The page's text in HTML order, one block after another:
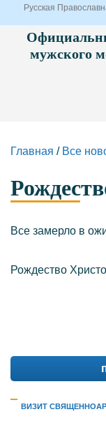
Русская
мужского
Главная / Все
Все замерло в
Рождество
ВИЗИТ